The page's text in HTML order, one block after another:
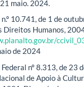
maio. 2024.
n.º 10.741, de 1 de
Direitos Humanos,
de 2024
Federal nº 8.313, de
de Apoio à